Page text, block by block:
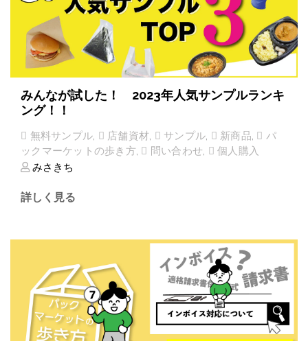
みんなが試した！ 2023年人気サンプルランキ
ング！！
無料サンプル, 店舗資材, サンプル, 新商品,
パ
ックマーケットの歩き方, 問い合わせ,
個人購入
みさきち
詳しく見る